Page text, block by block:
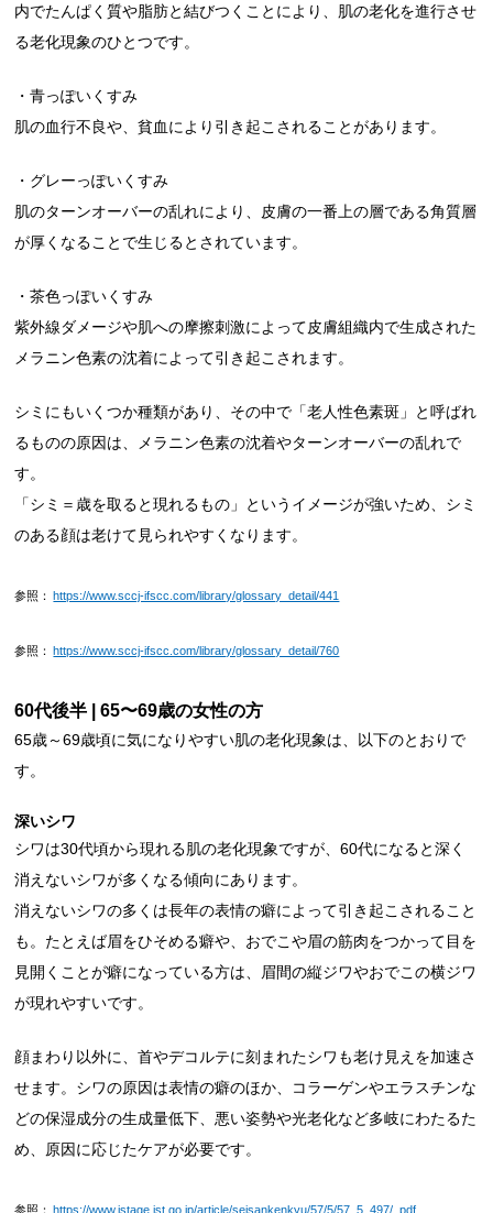
内でたんぱく質や脂肪と結びつくことにより、肌の老化を進行させ
る老化現象のひとつです。
・青っぽいくすみ
肌の血行不良や、貧血により引き起こされることがあります。
・グレーっぽいくすみ
肌のターンオーバーの乱れにより、皮膚の一番上の層である角質層
が厚くなることで生じるとされています。
・茶色っぽいくすみ
紫外線ダメージや肌への摩擦刺激によって皮膚組織内で生成された
メラニン色素の沈着によって引き起こされます。
シミにもいくつか種類があり、その中で「老人性色素斑」と呼ばれ
るものの原因は、メラニン色素の沈着やターンオーバーの乱れで
す。
「シミ＝歳を取ると現れるもの」というイメージが強いため、シミ
のある顔は老けて見られやすくなります。
参照： https://www.sccj-ifscc.com/library/glossary_detail/441
参照： https://www.sccj-ifscc.com/library/glossary_detail/760
60代後半 | 65〜69歳の女性の方
65歳～69歳頃に気になりやすい肌の老化現象は、以下のとおりで
す。
深いシワ
シワは30代頃から現れる肌の老化現象ですが、60代になると深く
消えないシワが多くなる傾向にあります。
消えないシワの多くは長年の表情の癖によって引き起こされること
も。たとえば眉をひそめる癖や、おでこや眉の筋肉をつかって目を
見開くことが癖になっている方は、眉間の縦ジワやおでこの横ジワ
が現れやすいです。
顔まわり以外に、首やデコルテに刻まれたシワも老け見えを加速さ
せます。シワの原因は表情の癖のほか、コラーゲンやエラスチンな
どの保湿成分の生成量低下、悪い姿勢や光老化など多岐にわたるた
め、原因に応じたケアが必要です。
参照： https://www.jstage.jst.go.jp/article/seisankenkyu/57/5/57_5_497/_pdf